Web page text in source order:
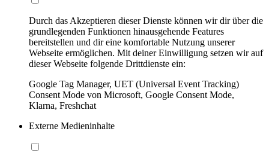
Durch das Akzeptieren dieser Dienste können wir dir über die
grundlegenden Funktionen hinausgehende Features
bereitstellen und dir eine komfortable Nutzung unserer
Webseite ermöglichen. Mit deiner Einwilligung setzen wir auf
dieser Webseite folgende Drittdienste ein:
Google Tag Manager, UET (Universal Event Tracking)
Consent Mode von Microsoft, Google Consent Mode,
Klarna, Freshchat
Externe Medieninhalte